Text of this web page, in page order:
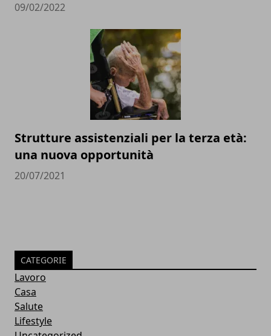
09/02/2022
Strutture assistenziali per la terza età:
una nuova opportunità
20/07/2021
CATEGORIE
Lavoro
Casa
Salute
Lifestyle